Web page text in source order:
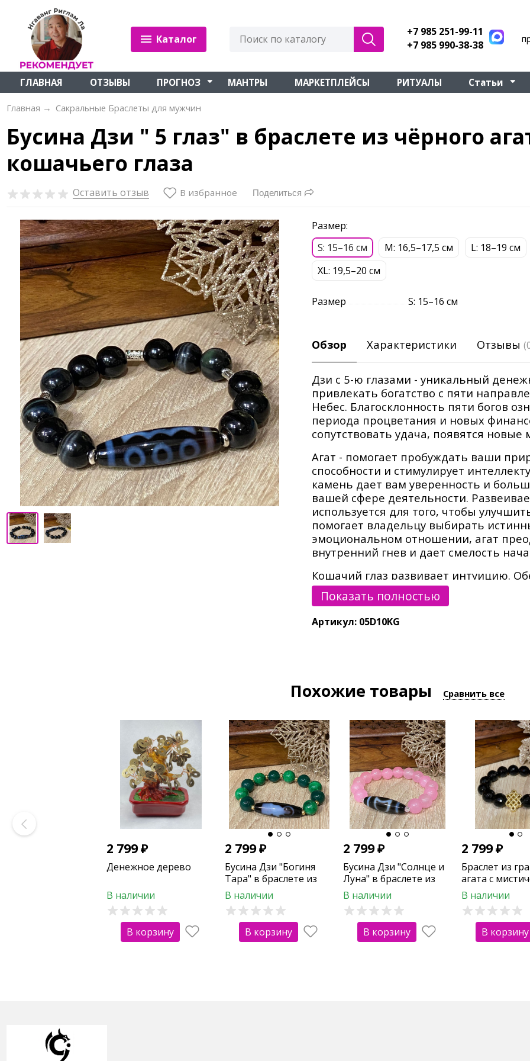
Каталог
+7 985 251-99-11
+7 985 990-38-38
ГЛАВНАЯ ОТЗЫВЫ ПРОГНОЗ МАНТРЫ МАРКЕТПЛЕЙСЫ РИТУАЛЫ Статьи
Главная → Сакральные Браслеты для мужчин
Бусина Дзи " 5 глаз" в браслете из чёрного
кошачьего глаза
Оставить отзыв В избранное Поделиться
Размер:
S: 15–16 см
М: 16,5–17,5 см
L: 18–19 см
XL: 19,5–20 см
Размер S: 15–16 см
Обзор Характеристики Отзывы
Дзи с 5-ю глазами - уникальный
привлекать богатство с пяти
Небес. Благосклонность пяти богов
периода процветания и новых
сопутствовать удача, появятся
Агат - помогает пробуждать ваши
способности и стимулирует
камень дает вам уверенность и
вашей сфере деятельности.
используется для того, чтобы
помогает владельцу выбирать
эмоциональном отношении, агат
внутренний гнев и дает смелость
Кошачий глаз развивает интуицию.
энергию. Он усиливает удачу,
энергию. Кошачий глаз приносит
щедрость и уверенность.
владельца от злых духов.
от представленного на фотографии
Показать полностью
Артикул: 05D10KG
Похожие товары Сравнить все
2 799₽
Денежное дерево
В наличии
В корзину
2 799₽
Бусина Дзи "Богиня
Тара" в браслете из
агата зеленого
В наличии
В корзину
2 799₽
Бусина Дзи "Солнце и
Луна" в браслете из
розового агата
В наличии
В корзину
2 799₽
Браслет из
агата с
узлом
В наличии
В корзину